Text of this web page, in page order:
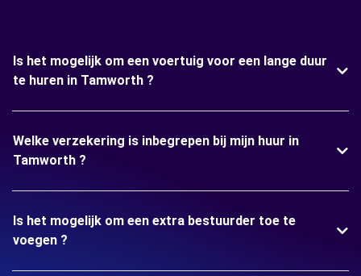
Is het mogelijk om een voertuig voor een lange duur
te huren in Tamworth ?
Welke verzekering is inbegrepen bij mijn huur in
Tamworth ?
Is het mogelijk om een extra bestuurder toe te
voegen ?